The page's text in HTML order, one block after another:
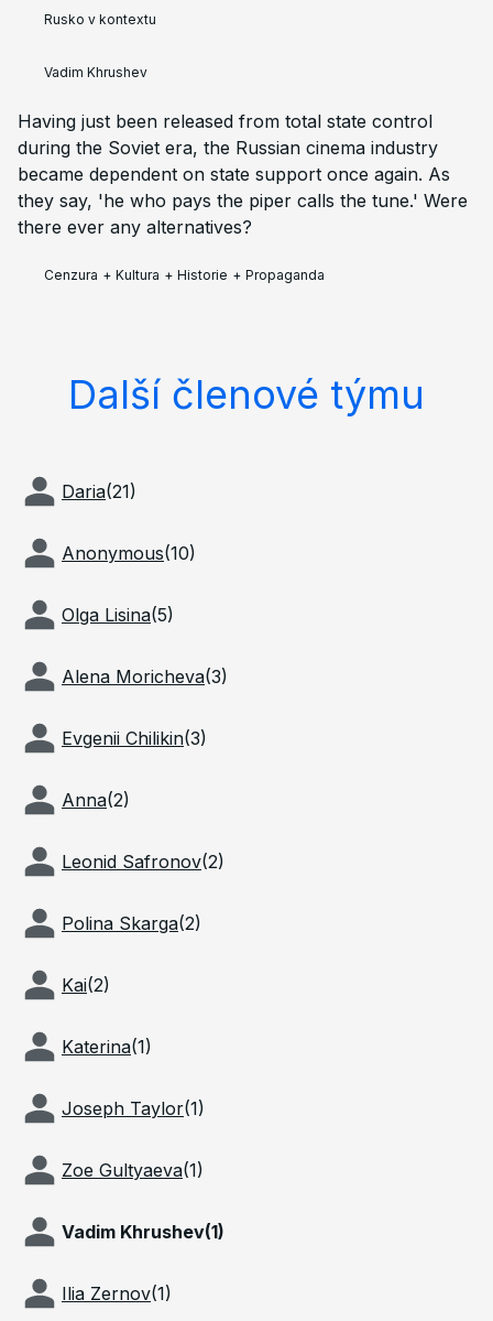
Rusko v kontextu
Vadim Khrushev
Having just been released from total state control
during the Soviet era, the Russian cinema industry
became dependent on state support once again. As
they say, 'he who pays the piper calls the tune.' Were
there ever any alternatives?
Cenzura + Kultura + Historie + Propaganda
Další členové týmu
Daria(21)
Anonymous(10)
Olga Lisina(5)
Alena Moricheva(3)
Evgenii Chilikin(3)
Anna(2)
Leonid Safronov(2)
Polina Skarga(2)
Kai(2)
Katerina(1)
Joseph Taylor(1)
Zoe Gultyaeva(1)
Vadim Khrushev(1)
Ilia Zernov(1)